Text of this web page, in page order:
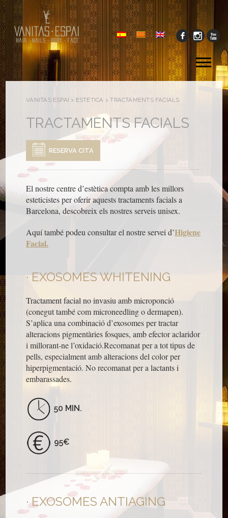
VANITAS ESPAI > ESTÈTICA >TRACTAMENTS FACIALS
TRACTAMENTS FACIALS
RESERVA CITA
El nostre centre d’estètica compta amb les millors
esteticistes per oferir aquests tractaments facials a
Barcelona, ​​descobreix els nostres serveis unisex.
Aquí també podeu consultar el nostre servei d’Higiene
Facial.
EXOSOMES WHITENING
Tractament facial no invasiu ambmicroponció
(conegut també commicroneedlingodermapen).
S’aplica una combinació d’exosomes per tractar
alteracions pigmentàries fosques, amb efector aclaridor
i millorant-ne l’oxidació.Recomanat per a tot tipus de
pells, especialment amb alteracions del color per
hiperpigmentació. No recomanat per a lactants i
embarassades.
50 MIN.
95€
EXOSOMES ANTIAGING